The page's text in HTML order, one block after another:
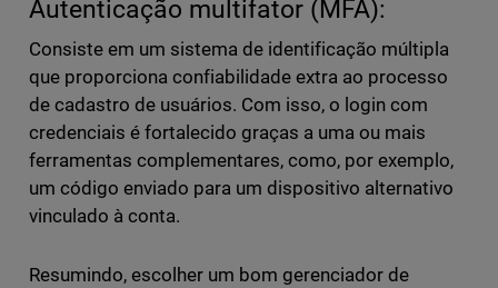
Autenticação multifator (MFA):
Consiste em um sistema de identificação múltipla
que proporciona confiabilidade extra ao processo
de cadastro de usuários. Com isso, o login com
credenciais é fortalecido graças a uma ou mais
ferramentas complementares, como, por exemplo,
um código enviado para um dispositivo alternativo
vinculado à conta.
Resumindo, escolher um bom gerenciador de